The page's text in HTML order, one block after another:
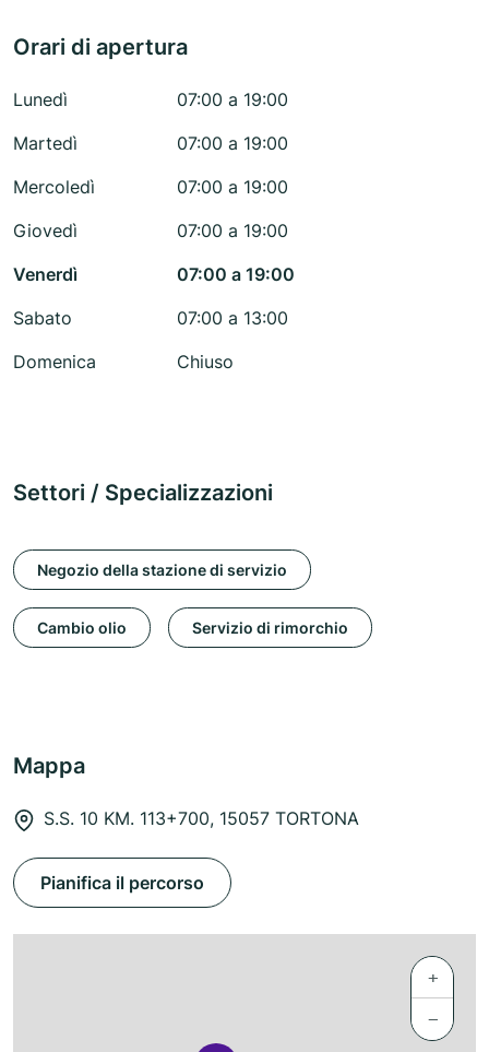
Orari di apertura
Lunedì
07:00 a 19:00
Martedì
07:00 a 19:00
Mercoledì
07:00 a 19:00
Giovedì
07:00 a 19:00
Venerdì
07:00 a 19:00
Sabato
07:00 a 13:00
Domenica
Chiuso
Settori / Specializzazioni
Negozio della stazione di servizio
Cambio olio Servizio di rimorchio
Mappa
S.S. 10 KM. 113+700, 15057 TORTONA
Pianifica il percorso
+
−